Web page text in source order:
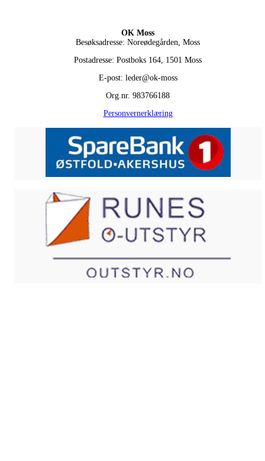
OK Moss
Besøksadresse: Noreødegården, Moss
Postadresse: Postboks 164, 1501 Moss
E-post: leder@ok-moss
Org.nr. 983766188
Personvernerklæring